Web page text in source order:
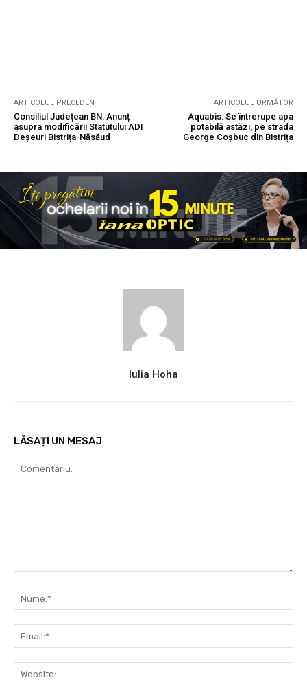
ARTICOLUL PRECEDENT
Consiliul Județean BN: Anunț
asupra modificării Statutului ADI
Deșeuri Bistrița-Năsăud
ARTICOLUL URMĂTOR
Aquabis: Se întrerupe apa
potabilă astăzi, pe strada
George Coșbuc din Bistrița
Iulia Hoha
LĂSAȚI UN MESAJ